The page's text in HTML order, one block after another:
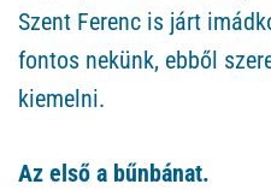
Szent Ferenc is járt
fontos nekünk, ebből
kiemelni.
Az első a bűnbánat.